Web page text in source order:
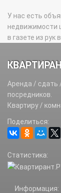
У нас есть
недвижимости
в газете из рук
Аренда / сдать
посредников.
Квартиру /
Поделиться:
Статистика:
Информация: